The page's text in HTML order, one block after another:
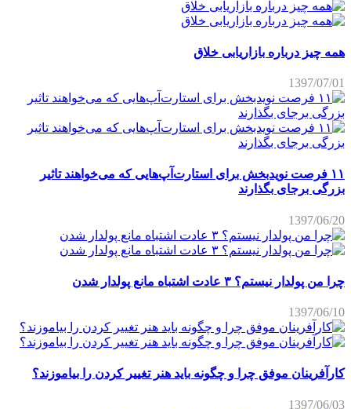
همه چیز درباره بازاریابی خلاق
1397/07/01
۱۱ فرصت نویدبخش برای استارت‌آپ‌هایی که می‌خواهند تاثیر
بزرگی برجای بگذارند
1397/06/20
چرا من پولدار نیستم؟ ۳ عادت اشتباه مانع پولدار شدن
1397/06/10
کارآفرینان موفق چرا و چگونه باید هنر تغییر کردن را بیاموزند؟
1397/06/03